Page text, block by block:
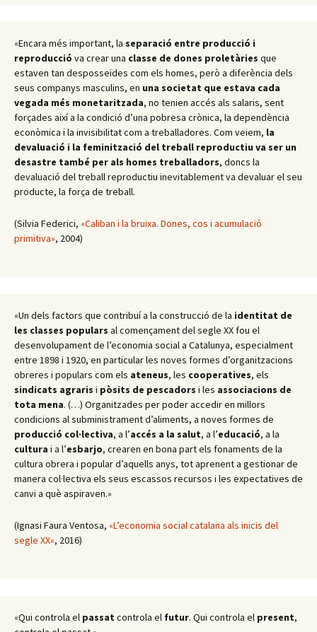
«Encara més important, la separació entre producció i
reproducció va crear una classe de dones proletàries que
estaven tan desposseïdes com els homes, però a diferència dels
seus companys masculins, en una societat que estava cada
vegada més monetaritzada, no tenien accés als salaris, sent
forçades així a la condició d’una pobresa crònica, la dependència
econòmica i la invisibilitat com a treballadores. Com veiem, la
devaluació i la feminització del treball reproductiu va ser un
desastre també per als homes treballadors, doncs la
devaluació del treball reproductiu inevitablement va devaluar el seu
producte, la força de treball.
(Silvia Federici, «Caliban i la bruixa. Dones, cos i acumulació
primitiva», 2004)
«Un dels factors que contribuí a la construcció de la identitat de
les classes populars al començament del segle XX fou el
desenvolupament de l’economia social a Catalunya, especialment
entre 1898 i 1920, en particular les noves formes d’organitzacions
obreres i populars com els ateneus, les cooperatives, els
sindicats agraris i pòsits de pescadors i les associacions de
tota mena. (…) Organitzades per poder accedir en millors
condicions al subministrament d’aliments, a noves formes de
producció col·lectiva, a l’accés a la salut, a l’educació, a la
cultura i a l’esbarjo, crearen en bona part els fonaments de la
cultura obrera i popular d’aquells anys, tot aprenent a gestionar de
manera col·lectiva els seus escassos recursos i les expectatives de
canvi a què aspiraven.»
(Ignasi Faura Ventosa, «L’economia social catalana als inicis del
segle XX», 2016)
«Qui controla el passat controla el futur. Qui controla el present,